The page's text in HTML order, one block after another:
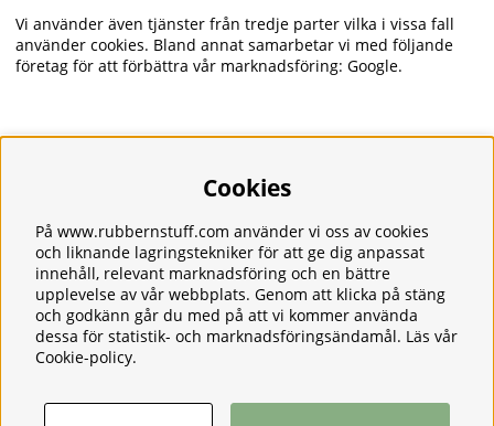
Vi använder även tjänster från tredje parter vilka i vissa fall
använder cookies. Bland annat samarbetar vi med följande
företag för att förbättra vår marknadsföring: Google.
Frakt
Integritetspolicy
Kontakt
Kundservice
Köpvillkor
Tjänster
Ångerrätt & Returer
Om oss
Cookies
På www.rubbernstuff.com använder vi oss av cookies
och liknande lagringstekniker för att ge dig anpassat
innehåll, relevant marknadsföring och en bättre
upplevelse av vår webbplats. Genom att klicka på stäng
och godkänn går du med på att vi kommer använda
dessa för statistik- och marknadsföringsändamål. Läs vår
Cookie-policy.